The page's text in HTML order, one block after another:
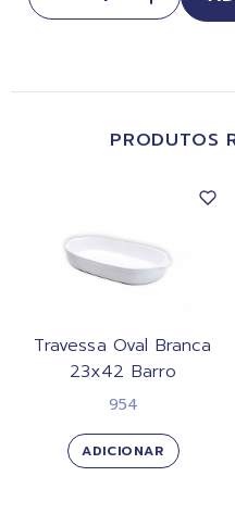
PRODUTOS
Travessa Oval Branca
23x42 Barro
954
ADICIONAR